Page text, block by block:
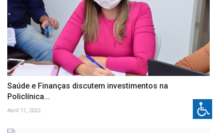
Saúde e Finanças discutem investimentos na
Policlínica...
Abril 11, 2022